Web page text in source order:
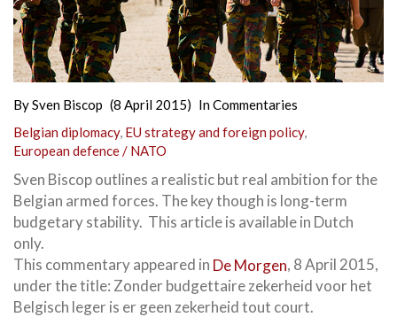
BySven Biscop (8 April 2015) InCommentaries
Belgian diplomacy, EU strategy and foreign policy,
European defence / NATO
Sven Biscop outlines a realistic but real ambition for the
Belgian armed forces. The key though is long-term
budgetary stability. This article is available in Dutch
only.
This commentary appeared in De Morgen, 8 April 2015,
under the title: Zonder budgettaire zekerheid voor het
Belgisch leger is er geen zekerheid tout court.